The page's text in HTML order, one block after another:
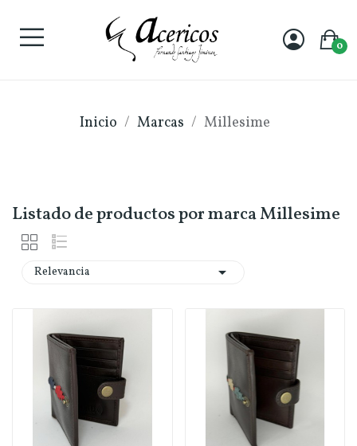
0
Inicio Marcas Millesime
Listado de productos por marca Millesime
Relevancia 